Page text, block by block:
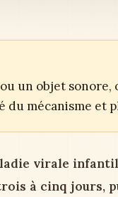
un objet
du mécanisme et
virale
à cinq jours,